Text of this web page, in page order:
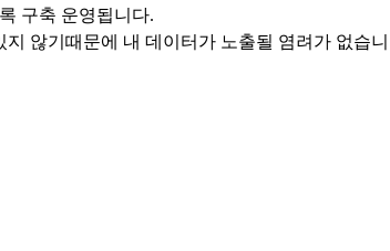
구축 운영됩니다.
않기때문에 내 데이터가 노출될 염려가 없습